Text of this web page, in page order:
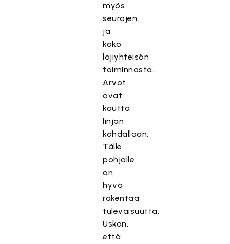
myös
seurojen
ja
koko
lajiyhteisön
toiminnasta.
Arvot
ovat
kautta
linjan
kohdallaan.
Tälle
pohjalle
on
hyvä
rakentaa
tulevaisuutta.
Uskon,
että